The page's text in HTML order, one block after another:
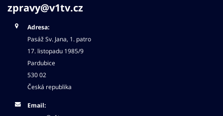
zpravy@v1tv.cz
Adresa:
Pasáž Sv. Jana, 1. patro
17. listopadu 1985/9
Pardubice
530 02
Česká republika
Email: